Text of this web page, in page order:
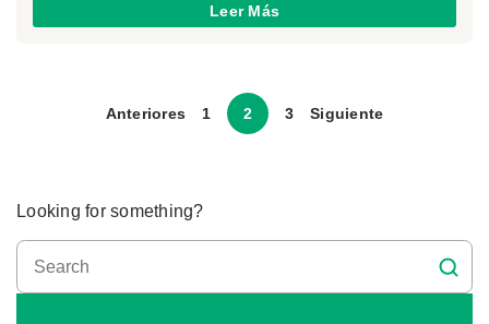
Leer Más
Anteriores 1 2 3 Siguiente
Looking for something?